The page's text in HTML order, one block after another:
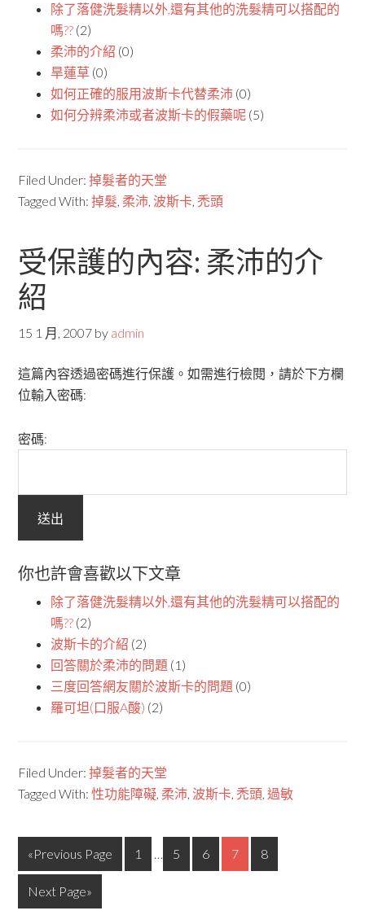
除了落健洗髮精以外,還有其他的洗髮精可以搭配的
嗎?? (2)
柔沛的介紹 (0)
旱蓮草 (0)
如何正確的服用波斯卡代替柔沛 (0)
如何分辨柔沛或者波斯卡的假藥呢 (5)
Filed Under:掉髮者的天堂
Tagged With:掉髮, 柔沛, 波斯卡,禿頭
受保護的內容: 柔沛的介
紹
15 1 月, 2007 by admin
這篇內容透過密碼進行保護。如需進行檢閱，請於下方欄
位輸入密碼:
密碼:
你也許會喜歡以下文章
除了落健洗髮精以外,還有其他的洗髮精可以搭配的
嗎?? (2)
波斯卡的介紹 (2)
回答關於柔沛的問題 (1)
三度回答網友關於波斯卡的問題 (0)
羅可坦(口服A酸) (2)
Filed Under:掉髮者的天堂
Tagged With:性功能障礙, 柔沛, 波斯卡,禿頭,過敏
«Previous Page 1 … 5 6 7 8
Next Page»